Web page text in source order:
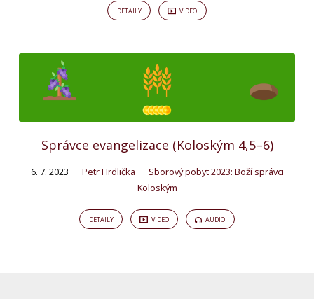
DETAILY VIDEO
Správce evangelizace (Koloským 4,5–6)
6. 7. 2023 Petr Hrdlička
Sborový pobyt 2023: Boží správci
Koloským
DETAILY VIDEO AUDIO